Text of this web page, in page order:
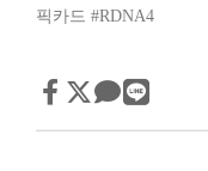
픽카드 #RDNA4